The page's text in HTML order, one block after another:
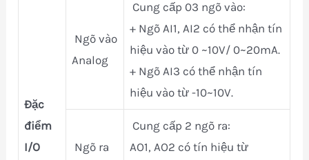
Đặc
điểm
I/O
Ngõ vào
Analog
Cung cấp 03 ngõ vào:
+ Ngõ AI1, AI2 có thể nhận tín
hiệu vào từ 0 ~10V/ 0~20mA.
+ Ngõ AI3 có thể nhận tín
hiệu vào từ -10~10V.
Ngõ ra
Cung cấp 2 ngõ ra:
AO1, AO2 có tín hiệu từ